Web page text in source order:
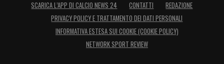
SCARICA L’APP DI CALCIO NEWS 24 CONTATTI
REDAZIONE
PRIVACY POLICY E TRATTAMENTO DEI DATI PERSONALI
INFORMATIVA ESTESA SUI COOKIE (COOKIE POLICY)
NETWORK SPORT REVIEW